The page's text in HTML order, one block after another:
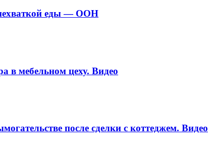
еды — ООН
в мебельном цеху. Видео
после сделки с коттеджем. Видео